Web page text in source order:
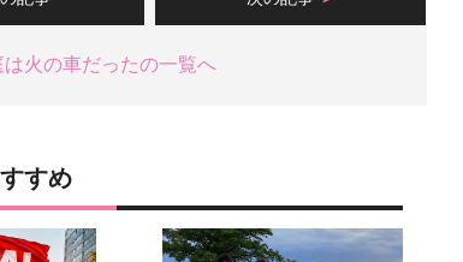
火の車だったの一覧へ
すめ